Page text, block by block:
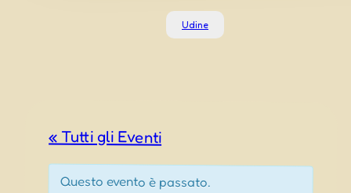
Udine
« Tutti gli Eventi
Questo evento è passato.